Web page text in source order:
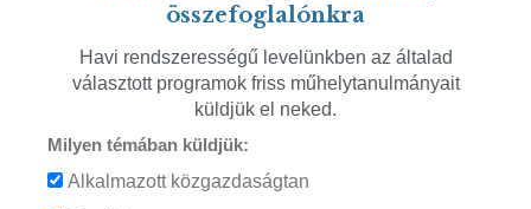
összefoglalónkra
Havi rendszerességű levelünkben az általad
választott programok friss műhelytanulmányait
küldjük el neked.
Milyen témában küldjük:
Alkalmazott közgazdaságtan